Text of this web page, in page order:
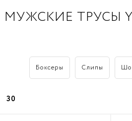
МУЖСКИЕ ТРУСЫ
Боксеры Слипы
30